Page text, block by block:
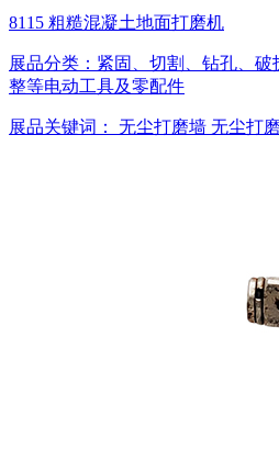
8115 粗糙混凝土地面打磨机
展品分类： 紧固、切割、钻孔、
整等电动工具及零配件
展品关键词： 无尘打磨墙 无尘打